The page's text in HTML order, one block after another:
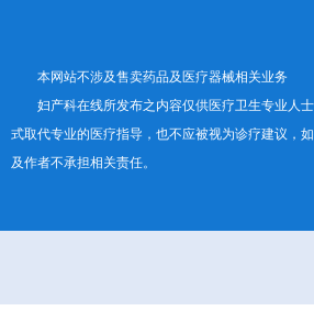
本网站不涉及售卖药品及医疗器械相关业务
妇产科在线所发布之内容仅供医疗卫生专业人
式取代专业的医疗指导，也不应被视为诊疗建议，
及作者不承担相关责任。